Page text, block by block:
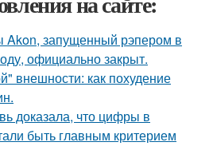
Akon, запущенный рэпером в
официально закрыт.
внешности: как похудение
доказала, что цифры в
быть главным критерием